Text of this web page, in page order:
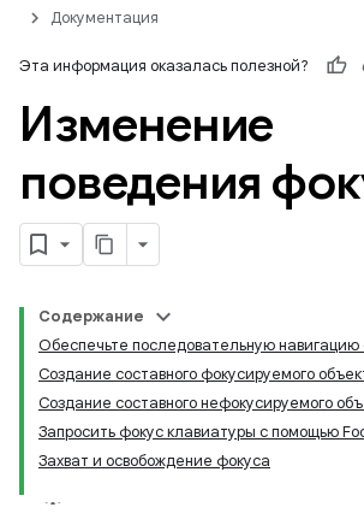
Документация
Эта информация оказалась полезной?
Изменение
поведения
Содержание
Обеспечьте последовательную навигацию
Создание составного фокусируемого
Создание составного нефокусируемого
Запросить фокус клавиатуры с помощью
Захват и освобождение фокуса